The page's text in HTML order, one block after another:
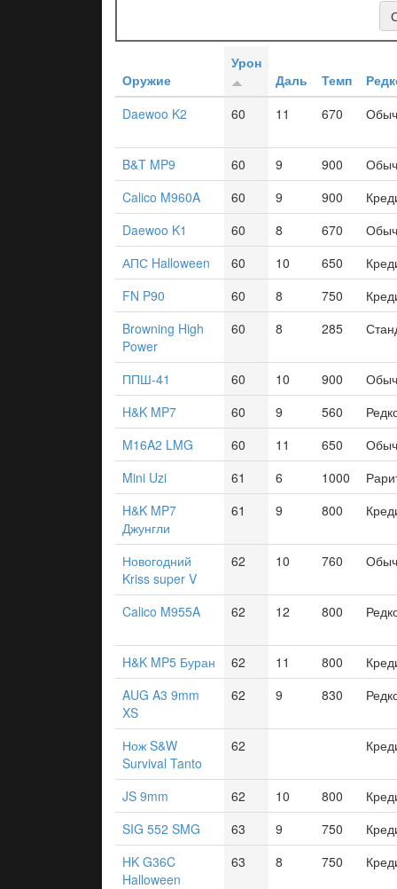
Оружие
Урон
Даль
Темп
Daewoo K2
60 11 670
B&T MP9 60 9 900
Calico M960A
60 9 900
Daewoo K1
60 8 670
АПС Halloween
60 10 650
FN P90
60 8 750
Browning High
Power
60 8 285
ППШ-41 60 10 900
H&K MP7
60 9 560
M16A2 LMG
60 11 650
Mini Uzi
61 6 1000
H&K MP7
Джунгли
61 9 800
Новогодний
Kriss super V
62 10 760
Calico M955A 62 12 800
H&K MP5 Буран 62 11 800
AUG A3 9mm
XS
62 9 830
Нож S&W
Survival Tanto
62
JS 9mm 62 10 800
SIG 552 SMG
63 9 750
HK G36C
Halloween
63 8 750